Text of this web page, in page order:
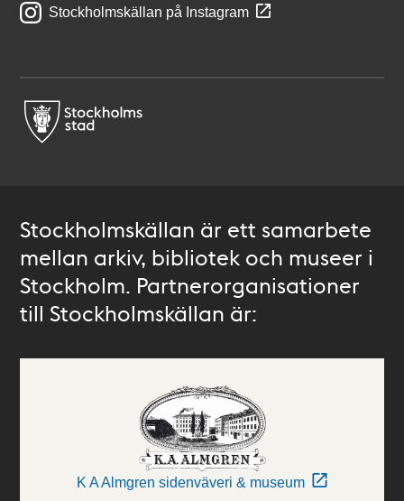
Stockholmskällan på Instagram
Stockholmskällan är ett samarbete
mellan arkiv, bibliotek och museer i
Stockholm. Partnerorganisationer
till Stockholmskällan är:
K A Almgren sidenväveri & museum